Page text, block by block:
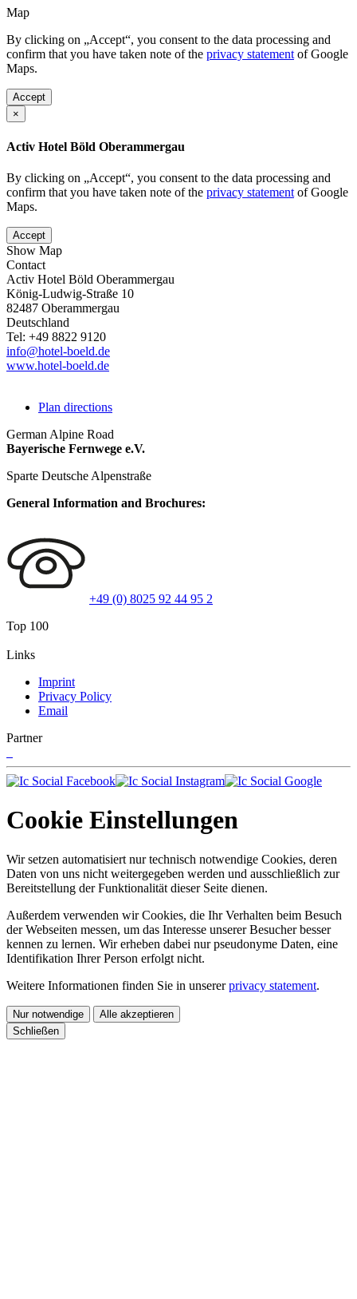
Map
By clicking on „Accept“, you consent to the data processing and
confirm that you have taken note of the privacy statement of Google
Maps.
Accept
×
Activ Hotel Böld Oberammergau
By clicking on „Accept“, you consent to the data processing and
confirm that you have taken note of the privacy statement of Google
Maps.
Accept
Show Map
Contact
Activ Hotel Böld Oberammergau
König-Ludwig-Straße 10
82487 Oberammergau
Deutschland
Tel: +49 8822 9120
info@hotel-boeld.de
www.hotel-boeld.de
Plan directions
German Alpine Road
Bayerische Fernwege e.V.
Sparte Deutsche Alpenstraße
General Information and Brochures:
+49 (0) 8025 92 44 95 2
Top 100
Links
Imprint
Privacy Policy
Email
Partner
Cookie Einstellungen
Wir setzen automatisiert nur technisch notwendige Cookies, deren
Daten von uns nicht weitergegeben werden und ausschließlich zur
Bereitstellung der Funktionalität dieser Seite dienen.
Außerdem verwenden wir Cookies, die Ihr Verhalten beim Besuch
der Webseiten messen, um das Interesse unserer Besucher besser
kennen zu lernen. Wir erheben dabei nur pseudonyme Daten, eine
Identifikation Ihrer Person erfolgt nicht.
Weitere Informationen finden Sie in unsererprivacy statement.
Nur notwendige
Alle akzeptieren
Schließen